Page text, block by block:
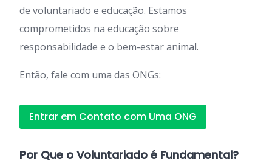
de voluntariado e educação. Estamos
comprometidos na educação sobre
responsabilidade e o bem-estar animal.
Então, fale com uma das ONGs:
Entrar em Contato com Uma ONG
Por Que o Voluntariado é Fundamental?